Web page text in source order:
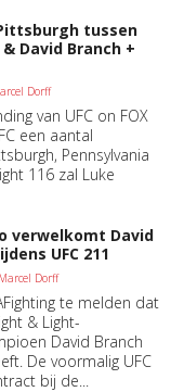
tussen
David Branch +
Dorff
van UFC on FOX
een aantal
Pennsylvania
116 zal Luke
verwelkomt David
UFC 211
Marcel Dorff
te melden dat
& Light-
David Branch
De voormalig UFC
bij de...